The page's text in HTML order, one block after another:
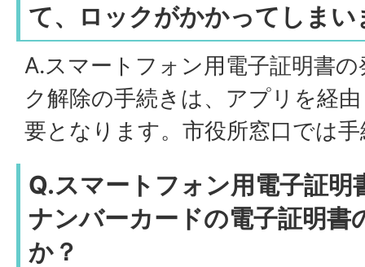
て、ロックがかかってしまい
A.スマートフォン用電子証明書
ク解除の手続きは、アプリを経
要となります。市役所窓口では
Q.スマートフォン用電子証明
ナンバーカードの電子証明書
か？